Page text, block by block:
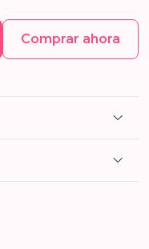
Comprar ahora